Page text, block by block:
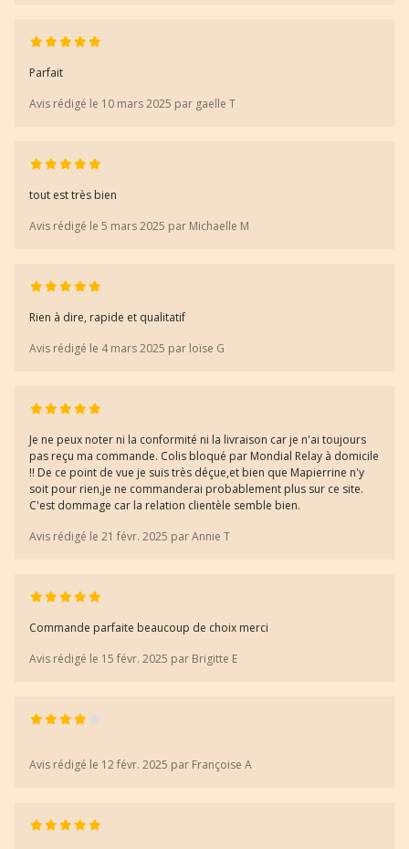
Parfait
Avis rédigé le 10 mars 2025 par gaelle T
tout est très bien
Avis rédigé le 5 mars 2025 par Michaelle M
Rien à dire, rapide et qualitatif
Avis rédigé le 4 mars 2025 par loïse G
Je ne peux noter ni la conformité ni la livraison car je n'ai toujours
pas reçu ma commande. Colis bloqué par Mondial Relay à domicile
!! De ce point de vue je suis très déçue,et bien que Mapierrine n'y
soit pour rien,je ne commanderai probablement plus sur ce site.
C'est dommage car la relation clientèle semble bien.
Avis rédigé le 21 févr. 2025 par Annie T
Commande parfaite beaucoup de choix merci
Avis rédigé le 15 févr. 2025 par Brigitte E
Avis rédigé le 12 févr. 2025 par Françoise A